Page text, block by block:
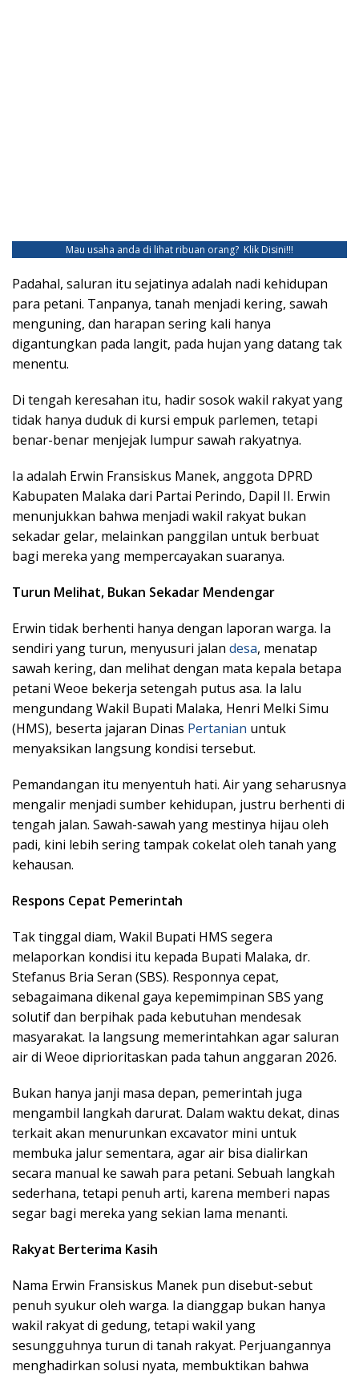
Mau usaha anda di lihat ribuan orang? Klik Disini!!!
Padahal, saluran itu sejatinya adalah nadi kehidupan
para petani. Tanpanya, tanah menjadi kering, sawah
menguning, dan harapan sering kali hanya
digantungkan pada langit, pada hujan yang datang tak
menentu.
Di tengah keresahan itu, hadir sosok wakil rakyat yang
tidak hanya duduk di kursi empuk parlemen, tetapi
benar-benar menjejak lumpur sawah rakyatnya.
Ia adalah Erwin Fransiskus Manek, anggota DPRD
Kabupaten Malaka dari Partai Perindo, Dapil II. Erwin
menunjukkan bahwa menjadi wakil rakyat bukan
sekadar gelar, melainkan panggilan untuk berbuat
bagi mereka yang mempercayakan suaranya.
Turun Melihat, Bukan Sekadar Mendengar
Erwin tidak berhenti hanya dengan laporan warga. Ia
sendiri yang turun, menyusuri jalan desa, menatap
sawah kering, dan melihat dengan mata kepala betapa
petani Weoe bekerja setengah putus asa. Ia lalu
mengundang Wakil Bupati Malaka, Henri Melki Simu
(HMS), beserta jajaran Dinas Pertanian untuk
menyaksikan langsung kondisi tersebut.
Pemandangan itu menyentuh hati. Air yang seharusnya
mengalir menjadi sumber kehidupan, justru berhenti di
tengah jalan. Sawah-sawah yang mestinya hijau oleh
padi, kini lebih sering tampak cokelat oleh tanah yang
kehausan.
Respons Cepat Pemerintah
Tak tinggal diam, Wakil Bupati HMS segera
melaporkan kondisi itu kepada Bupati Malaka, dr.
Stefanus Bria Seran (SBS). Responnya cepat,
sebagaimana dikenal gaya kepemimpinan SBS yang
solutif dan berpihak pada kebutuhan mendesak
masyarakat. Ia langsung memerintahkan agar saluran
air di Weoe diprioritaskan pada tahun anggaran 2026.
Bukan hanya janji masa depan, pemerintah juga
mengambil langkah darurat. Dalam waktu dekat, dinas
terkait akan menurunkan excavator mini untuk
membuka jalur sementara, agar air bisa dialirkan
secara manual ke sawah para petani. Sebuah langkah
sederhana, tetapi penuh arti, karena memberi napas
segar bagi mereka yang sekian lama menanti.
Rakyat Berterima Kasih
Nama Erwin Fransiskus Manek pun disebut-sebut
penuh syukur oleh warga. Ia dianggap bukan hanya
wakil rakyat di gedung, tetapi wakil yang
sesungguhnya turun di tanah rakyat. Perjuangannya
menghadirkan solusi nyata, membuktikan bahwa